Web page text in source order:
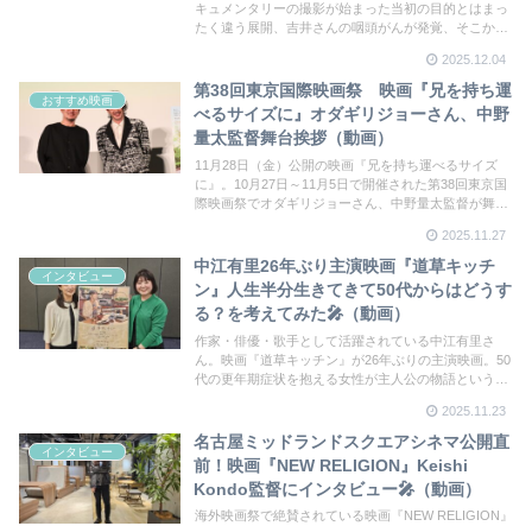
キュメンタリーの撮影が始まった当初の目的とはまっ
たく違う展開、吉井さんの咽頭がんが発覚、そこから
2025.12.04
おすすめ映画
第38回東京国際映画祭 映画『兄を持ち運
べるサイズに』オダギリジョーさん、中野
量太監督舞台挨拶（動画）
11月28日（金）公開の映画『兄を持ち運べるサイズ
に』。10月27日～11月5日で開催された第38回東京国
際映画祭でオダギリジョーさん、中野量太監督が舞台
度目のタッグ！オダギリさんが絶賛する脚本が気にな
る方はぜひ劇場で！私は久々に映画で大号泣しまし
た！
2025.11.27
インタビュー
中江有里26年ぶり主演映画『道草キッチ
ン』人生半分生きてきて50代からはどうす
る？を考えてみた🎤（動画）
作家・俳優・歌手として活躍されている中江有里さ
ん。映画『道草キッチン』が26年ぶりの主演映画。50
代の更年期症状を抱える女性が主人公の物語というこ
きるか中江さんにヒントをもらいたい気持ちで伺いま
した
2025.11.23
インタビュー
名古屋ミッドランドスクエアシネマ公開直
前！映画『NEW RELIGION』Keishi
Kondo監督にインタビュー🎤（動画）
海外映画祭で絶賛されている映画『NEW RELIGION』